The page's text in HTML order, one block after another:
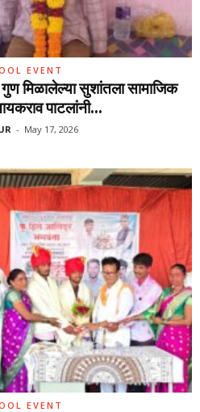
EVENT
मिळालेल्या सुशांतला सामाजिक
पाटलांनी...
- May 17, 2026
EVENT